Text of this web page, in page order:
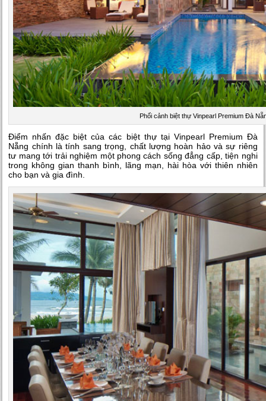
Phối cảnh biệt thự Vinpearl Premium Đà
Điểm nhấn đặc biệt của các biệt thự tại Vinpearl Premium Đà
Nẵng chính là tính sang trọng, chất lượng hoàn hảo và sự riêng
tư mang tới trải nghiệm một phong cách sống đẳng cấp, tiện nghi
trong không gian thanh bình, lãng mạn, hài hòa với thiên nhiên
cho bạn và gia đình.